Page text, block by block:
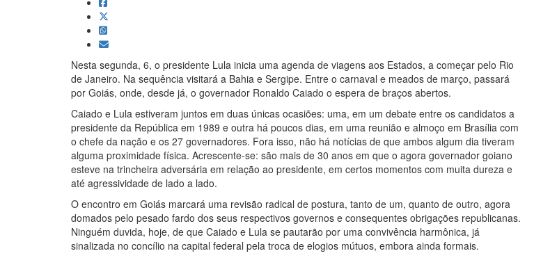
Nesta segunda, 6, o presidente Lula inicia uma agenda de viagens aos Estados, a começar pelo Rio
de Janeiro. Na sequência visitará a Bahia e Sergipe. Entre o carnaval e meados de março, passará
por Goiás, onde, desde já, o governador Ronaldo Caiado o espera de braços abertos.
Caiado e Lula estiveram juntos em duas únicas ocasiões: uma, em um debate entre os candidatos a
presidente da República em 1989 e outra há poucos dias, em uma reunião e almoço em Brasília com
o chefe da nação e os 27 governadores. Fora isso, não há notícias de que ambos algum dia tiveram
alguma proximidade física. Acrescente-se: são mais de 30 anos em que o agora governador goiano
esteve na trincheira adversária em relação ao presidente, em certos momentos com muita dureza e
até agressividade de lado a lado.
O encontro em Goiás marcará uma revisão radical de postura, tanto de um, quanto de outro, agora
domados pelo pesado fardo dos seus respectivos governos e consequentes obrigações republicanas.
Ninguém duvida, hoje, de que Caiado e Lula se pautarão por uma convivência harmônica, já
sinalizada no concílio na capital federal pela troca de elogios mútuos, embora ainda formais.